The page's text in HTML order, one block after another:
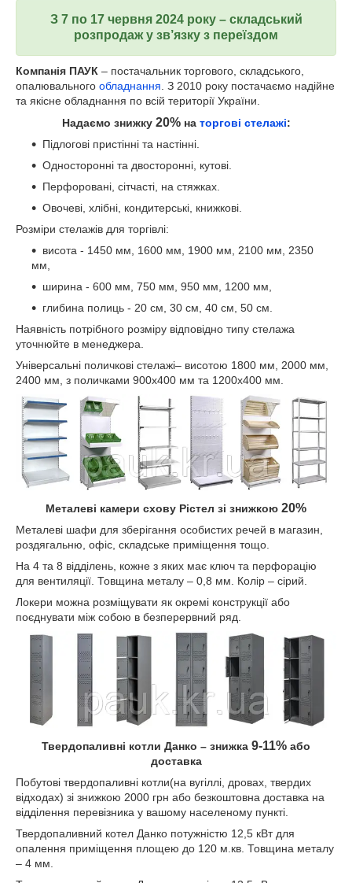
З 7 по 17 червня 2024 року – складський
розпродаж у зв’язку з переїздом
Компанія ПАУК – постачальник торгового, складського,
опалювального обладнання . З 2010 року постачаємо надійне
та якісне обладнання по всій території України.
Надаємо знижку 20%на торгові стелажі:
Підлогові пристінні та настінні.
Односторонні та двосторонні, кутові.
Перфоровані, сітчасті, на стяжках.
Овочеві, хлібні, кондитерські, книжкові.
Розміри стелажів для торгівлі:
висота - 1450 мм, 1600 мм, 1900 мм, 2100 мм, 2350
мм,
ширина - 600 мм, 750 мм, 950 мм, 1200 мм,
глибина полиць - 20 см, 30 см, 40 см, 50 см.
Наявність потрібного розміру відповідно типу стелажа
уточнюйте в менеджера.
Універсальні поличкові стелажі– висотою 1800 мм, 2000 мм,
2400 мм, з поличками 900х400 мм та 1200х400 мм.
Металеві камери схову Рістел зі знижкою 20%
Металеві шафи для зберігання особистих речей в магазин,
роздягальню, офіс, складське приміщення тощо.
На 4 та 8 відділень, кожне з яких має ключ та перфорацію
для вентиляції. Товщина металу – 0,8 мм. Колір – сірий.
Локери можна розміщувати як окремі конструкції або
поєднувати між собою в безперервний ряд.
Твердопаливні котли Данко – знижка 9-11% або
доставка
Побутові твердопаливні котли(на вугіллі, дровах, твердих
відходах) зі знижкою 2000 грн або безкоштовна доставка на
відділення перевізника у вашому населеному пункті.
Твердопаливний котел Данко потужністю 12,5 кВт для
опалення приміщення площею до 120 м.кв. Товщина металу
– 4 мм.